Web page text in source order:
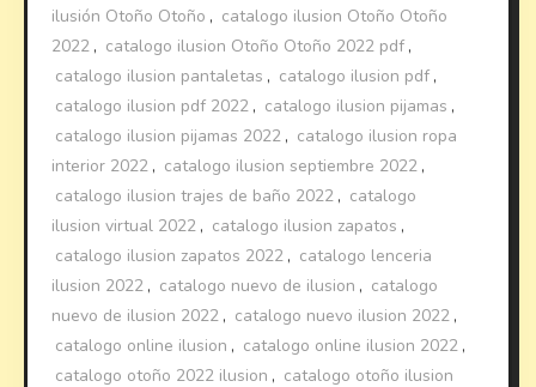
ilusión Otoño Otoño , catalogo ilusion Otoño Otoño
2022 , catalogo ilusion Otoño Otoño 2022 pdf ,
catalogo ilusion pantaletas , catalogo ilusion pdf ,
catalogo ilusion pdf 2022 , catalogo ilusion pijamas ,
catalogo ilusion pijamas 2022 , catalogo ilusion ropa
interior 2022 , catalogo ilusion septiembre 2022 ,
catalogo ilusion trajes de baño 2022 , catalogo
ilusion virtual 2022 , catalogo ilusion zapatos ,
catalogo ilusion zapatos 2022 , catalogo lenceria
ilusion 2022 , catalogo nuevo de ilusion , catalogo
nuevo de ilusion 2022 , catalogo nuevo ilusion 2022 ,
catalogo online ilusion , catalogo online ilusion 2022 ,
catalogo otoño 2022 ilusion , catalogo otoño ilusion